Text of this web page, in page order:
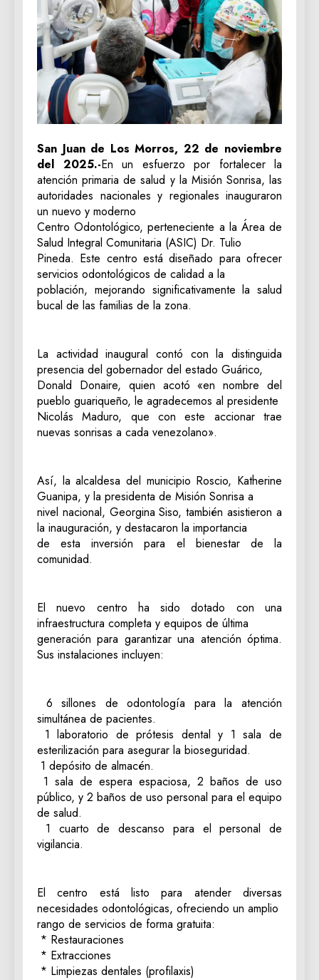
‎San Juan de Los Morros, 22 de noviembre
del 2025.-En un esfuerzo por fortalecer la
atención primaria de salud y la Misión Sonrisa, las
autoridades nacionales y regionales inauguraron
un nuevo y moderno
Centro Odontológico, perteneciente a la Área de
Salud Integral Comunitaria (ASIC) Dr. Tulio
Pineda. Este centro está diseñado para ofrecer
servicios odontológicos de calidad a la
población, mejorando significativamente la salud
bucal de las familias de la zona.
‎La actividad inaugural contó con la distinguida
presencia del gobernador del estado Guárico,
Donald Donaire, quien acotó «en nombre del
pueblo guariqueño, le agradecemos al presidente
Nicolás Maduro, que con este accionar trae
nuevas sonrisas a cada venezolano».
‎Así, la alcaldesa del municipio Roscio, Katherine
Guanipa, y la presidenta de Misión Sonrisa a
nivel nacional, Georgina Siso, también asistieron a
la inauguración, y destacaron la importancia
de esta inversión para el bienestar de la
comunidad.
‎El nuevo centro ha sido dotado con una
infraestructura completa y equipos de última
generación para garantizar una atención óptima.
Sus instalaciones incluyen:
‎ 6 sillones de odontología para la atención
simultánea de pacientes.
‎ 1 laboratorio de prótesis dental y 1 sala de
esterilización para asegurar la bioseguridad.
‎ 1 depósito de almacén.
‎ 1 sala de espera espaciosa, 2 baños de uso
público, y 2 baños de uso personal para el equipo
de salud.
‎ 1 cuarto de descanso para el personal de
vigilancia.
‎El centro está listo para atender diversas
necesidades odontológicas, ofreciendo un amplio
rango de servicios de forma gratuita:
‎ * Restauraciones
‎ * Extracciones
‎ * Limpiezas dentales (profilaxis)